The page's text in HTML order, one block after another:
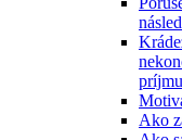
Ako